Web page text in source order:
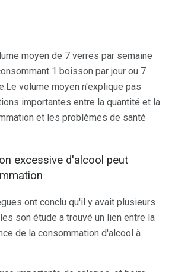
moyen de 7 verres par semaine
1 boisson par jour ou 7
volume moyen n'explique pas
importantes entre la quantité et la
et les problèmes de santé
excessive d'alcool peut
ont conclu qu'il y avait plusieurs
son étude a trouvé un lien entre la
de la consommation d'alcool à